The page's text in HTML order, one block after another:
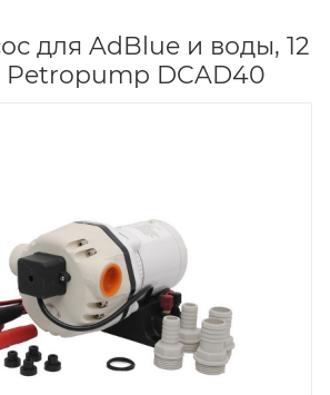
для AdBlue и воды, 12
DCAD40